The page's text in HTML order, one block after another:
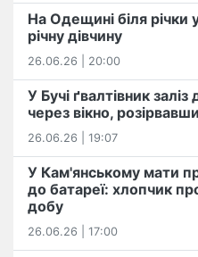
На Одещині біля
річну дівчину
26.06.26 | 20:00
У Бучі ґвалтівник
через вікно,
26.06.26 | 19:07
У Кам'янському мати
до батареї: хлопчик
добу
26.06.26 | 17:00